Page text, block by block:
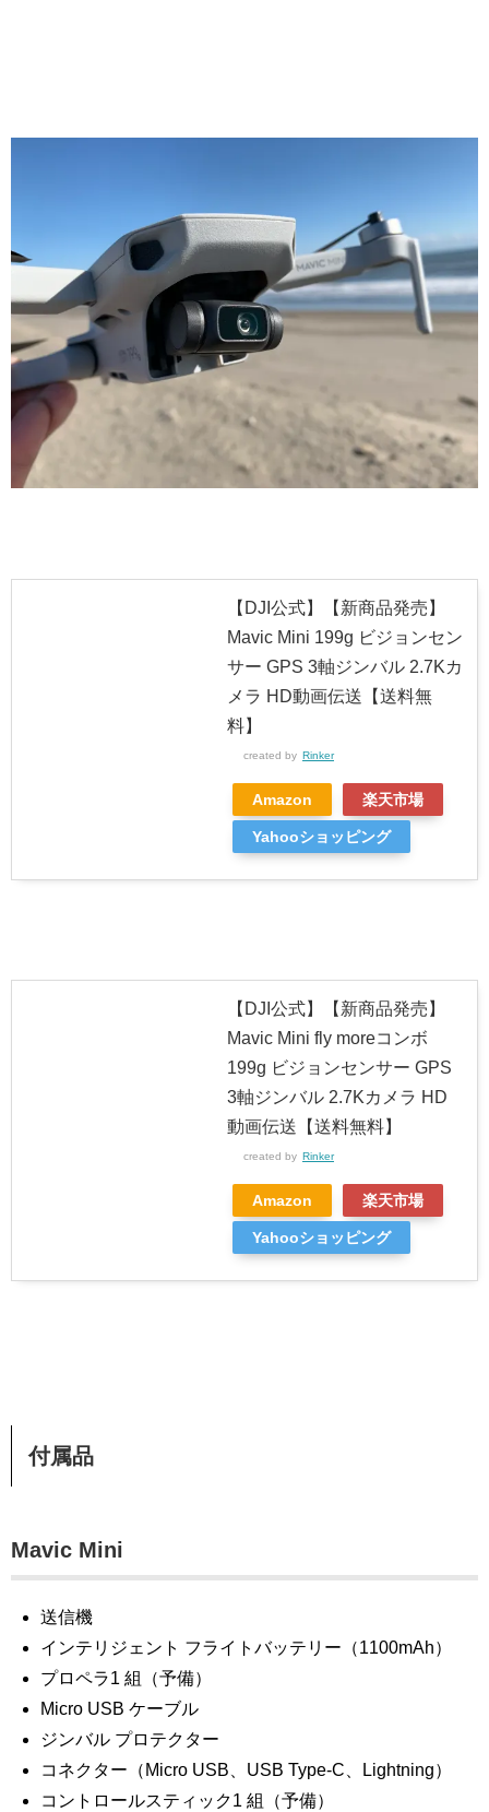
【DJI公式】【新商品発売】
Mavic Mini 199g ビジョンセン
サー GPS 3軸ジンバル 2.7Kカ
メラ HD動画伝送【送料無
料】
created by Rinker
Amazon 楽天市場
Yahooショッピング
【DJI公式】【新商品発売】
Mavic Mini fly moreコンボ
199g ビジョンセンサー GPS
3軸ジンバル 2.7Kカメラ HD
動画伝送【送料無料】
created by Rinker
Amazon 楽天市場
Yahooショッピング
付属品
Mavic Mini
送信機
インテリジェント フライトバッテリー（1100mAh）
プロペラ1 組（予備）
Micro USB ケーブル
ジンバル プロテクター
コネクター（Micro USB、USB Type-C、Lightning）
コントロールスティック1 組（予備）